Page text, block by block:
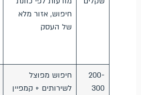
חיפוש, אזור מלא
של העסק
200-
300
חיפוש מפוצל
לשירותים + קמפיין